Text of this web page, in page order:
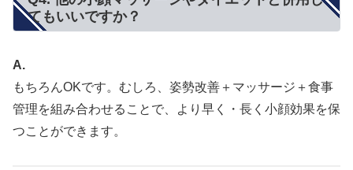
てもいいですか？
A.
もちろんOKです。むしろ、姿勢改善＋マッサージ＋食事
管理を組み合わせることで、より早く・長く小顔効果を保
つことができます。